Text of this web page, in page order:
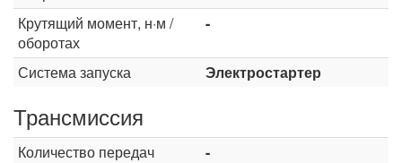
Крутящий момент, н·м /
оборотах
-
Система запуска Электростартер
Трансмиссия
Количество передач
-